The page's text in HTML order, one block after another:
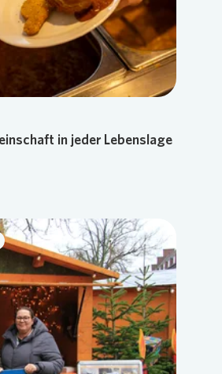
in jeder Lebenslage